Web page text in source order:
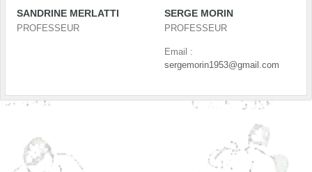
SANDRINE MERLATTI
PROFESSEUR
SERGE MORIN
PROFESSEUR
Email :
sergemorin1953@gmail.com